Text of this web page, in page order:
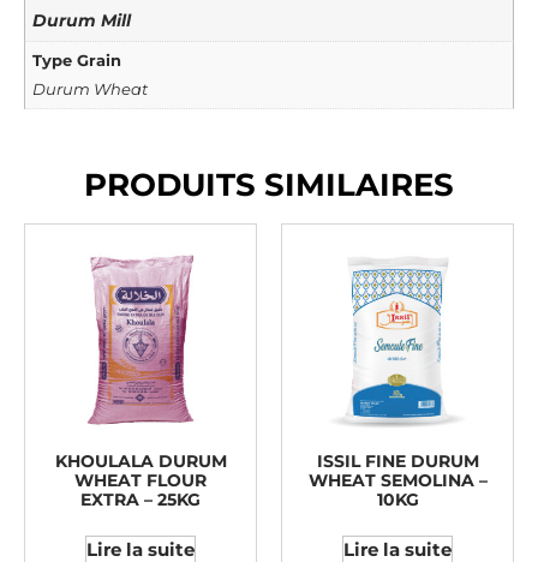
Durum Mill
Type Grain
Durum Wheat
PRODUITS SIMILAIRES
KHOULALA DURUM
WHEAT FLOUR
EXTRA – 25KG
Lire la suite
ISSIL FINE DURUM
WHEAT SEMOLINA –
10KG
Lire la suite